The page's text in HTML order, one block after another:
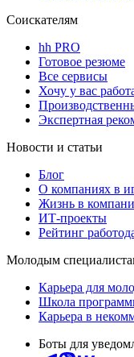
Соискателям
hh PRO
Готовое резюме
Все сервисы
Хочу у вас
Экспертная
Новости и статьи
Блог
О компаниях в
Жизнь в
ИТ-проекты
Рейтинг
Молодым
Карьера для
Школа
Карьера в
Боты для